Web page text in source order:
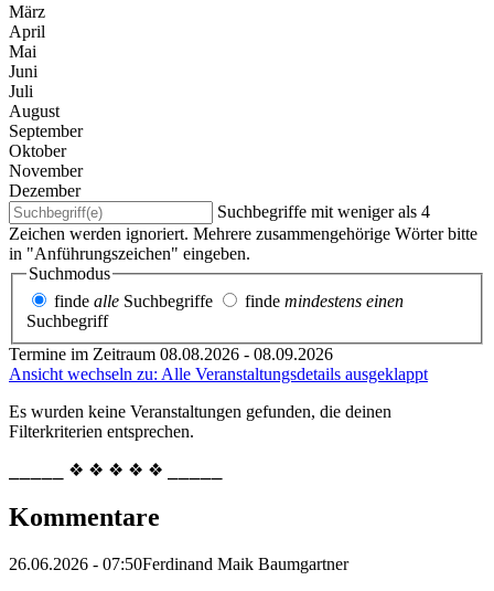
März
April
Mai
Juni
Juli
August
September
Oktober
November
Dezember
Suchbegriffe mit weniger als 4
Zeichen werden ignoriert. Mehrere zusammengehörige Wörter bitte
in "Anführungszeichen" eingeben.
Suchmodus
finde alle Suchbegriffe finde mindestens einen
Suchbegriff
Termine im Zeitraum 08.08.2026 - 08.09.2026
Ansicht wechseln zu: Alle Veranstaltungsdetails ausgeklappt
Es wurden keine Veranstaltungen gefunden, die deinen
Filterkriterien entsprechen.
⎯⎯⎯⎯⎯ ❖ ❖ ❖ ❖ ❖ ⎯⎯⎯⎯⎯
Kommentare
26.06.2026 - 07:50Ferdinand Maik Baumgartner